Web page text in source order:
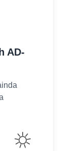
AD-